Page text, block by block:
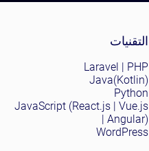
التقنيات
Laravel | PHP
Java(Kotlin)
Python
JavaScript (React.js | Vue.js
| Angular)
WordPress